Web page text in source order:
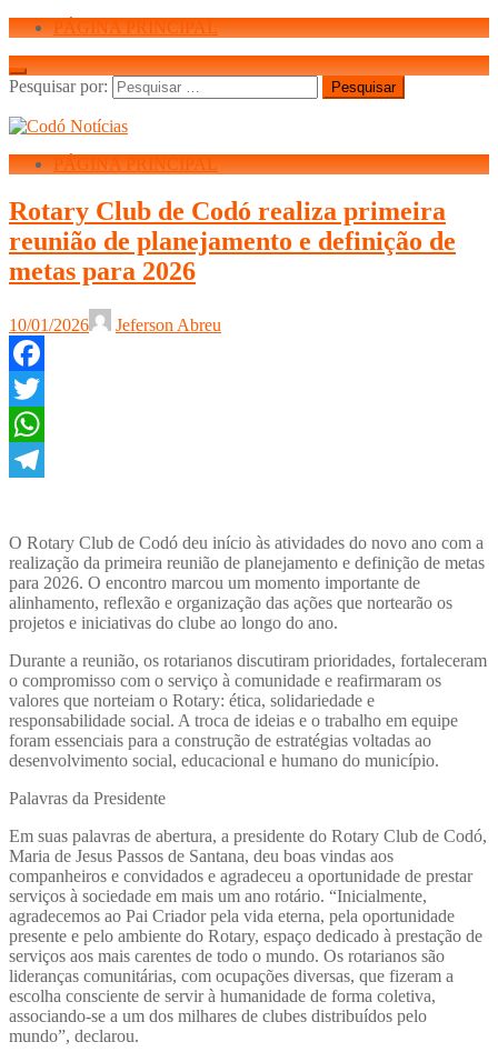
PÁGINA PRINCIPAL
Pesquisar por:
PÁGINA PRINCIPAL
Rotary Club de Codó realiza primeira
reunião de planejamento e definição de
metas para 2026
10/01/2026 Jeferson Abreu
Facebook
Twitter
WhatsApp
O Rotary Club de Codó deu início às atividades do novo ano com a
realização da primeira reunião de planejamento e definição de metas
para 2026. O encontro marcou um momento importante de
alinhamento, reflexão e organização das ações que nortearão os
projetos e iniciativas do clube ao longo do ano.
Durante a reunião, os rotarianos discutiram prioridades, fortaleceram
o compromisso com o serviço à comunidade e reafirmaram os
valores que norteiam o Rotary: ética, solidariedade e
responsabilidade social. A troca de ideias e o trabalho em equipe
foram essenciais para a construção de estratégias voltadas ao
desenvolvimento social, educacional e humano do município.
Palavras da Presidente
Em suas palavras de abertura, a presidente do Rotary Club de Codó,
Maria de Jesus Passos de Santana, deu boas vindas aos
companheiros e convidados e agradeceu a oportunidade de prestar
serviços à sociedade em mais um ano rotário. “Inicialmente,
agradecemos ao Pai Criador pela vida eterna, pela oportunidade
presente e pelo ambiente do Rotary, espaço dedicado à prestação de
serviços aos mais carentes de todo o mundo. Os rotarianos são
lideranças comunitárias, com ocupações diversas, que fizeram a
escolha consciente de servir à humanidade de forma coletiva,
associando-se a um dos milhares de clubes distribuídos pelo
mundo”, declarou.